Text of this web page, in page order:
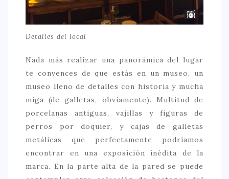
Detalles del local
Nada más realizar una panorámica del lugar
te convences de que estás en un museo, un
museo lleno de detalles con historia y mucha
miga (de galletas, obviamente). Multitud de
porcelanas antiguas, vajillas y figuras de
perros por doquier, y cajas de galletas
metálicas que perfectamente podríamos
encontrar en una exposición inédita de la
marca. En la parte alta de la pared se puede